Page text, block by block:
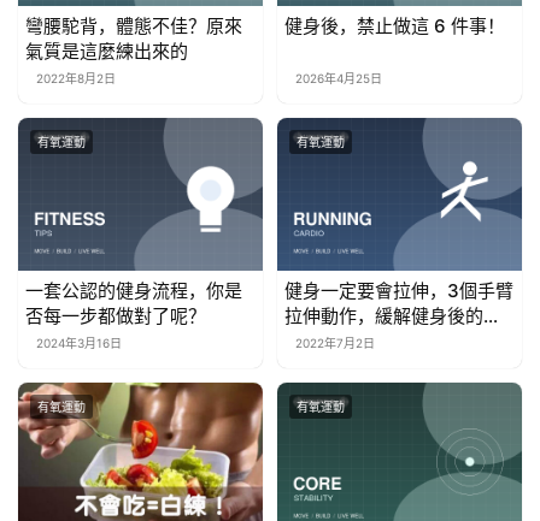
彎腰駝背，體態不佳？原來
氣質是這麼練出來的
2022年8月2日
健身後，禁止做這 6 件事！
2026年4月25日
有氧運動
一套公認的健身流程，你是
否每一步都做對了呢？
2024年3月16日
有氧運動
健身一定要會拉伸，3個手臂
拉伸動作，緩解健身後的肌
肉損傷
2022年7月2日
有氧運動 有氧運動